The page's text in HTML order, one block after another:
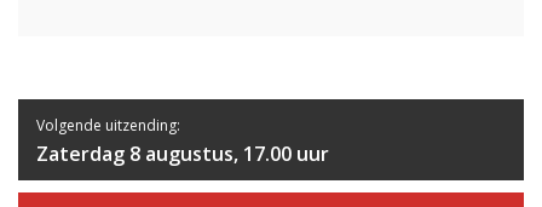
Volgende uitzending:
Zaterdag 8 augustus, 17.00 uur